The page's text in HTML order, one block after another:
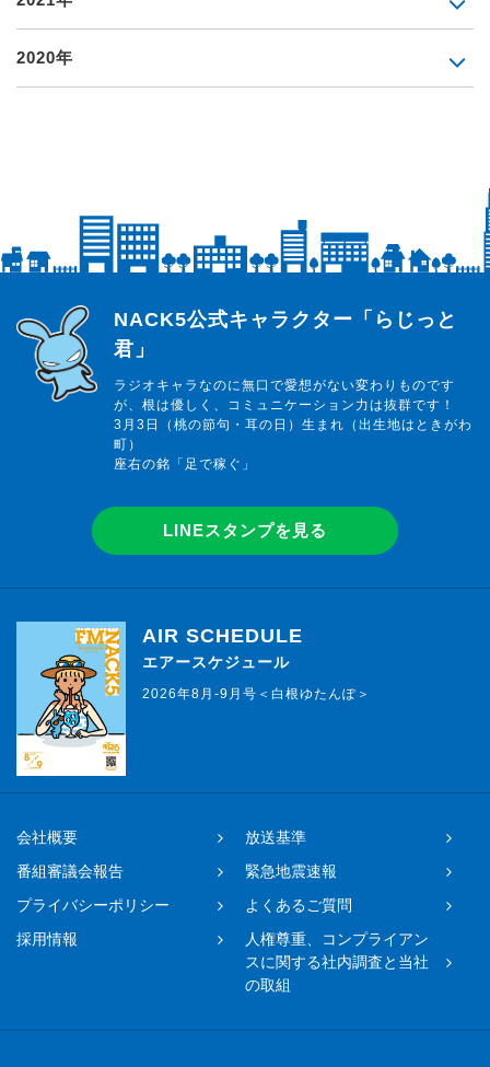
2020年
らじっと君
NACK5公式キャラクター「らじっと
君」
ラジオキャラなのに無口で愛想がない変わりものです
が、根は優しく、コミュニケーション力は抜群です！
3月3日（桃の節句・耳の日）生まれ（出生地はときがわ
町）
座右の銘「足で稼ぐ」
LINEスタンプを見る
AIR SCHEDULE
エアースケジュール
2026年8月-9月号＜白根ゆたんぽ＞
会社概要
放送基準
番組審議会報告
緊急地震速報
プライバシーポリシー
よくあるご質問
採用情報
人権尊重、コンプライアン
スに関する社内調査と当社
の取組